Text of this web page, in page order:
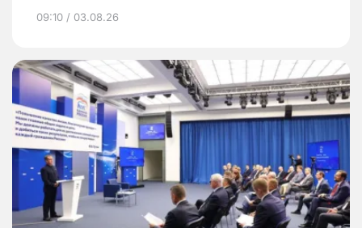
09:10 / 03.08.26